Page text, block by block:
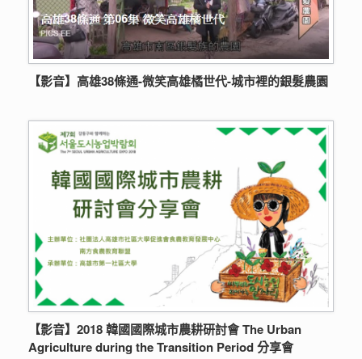
【影音】高雄38條通-微笑高雄橘世代-城市裡的銀髮農園
【影音】2018 韓國國際城市農耕研討會 The Urban
Agriculture during the Transition Period 分享會